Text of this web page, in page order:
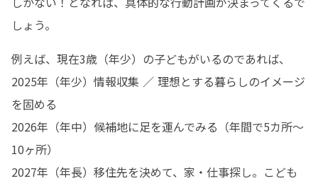
しょう。
例えば、現在3歳（年少）の子どもがいるのであれば、
2025年（年少）情報収集 ／ 理想とする暮らしのイメージ
を固める
2026年（年中）候補地に足を運んでみる（年間で5カ所〜
10ヶ所）
2027年（年長）移住先を決めて、家・仕事探し。こども